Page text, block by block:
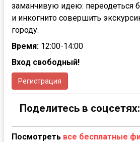
заманчивую идею: переодеться
и инкогнито совершить
городу.
Время: 12:00-14:00
Вход свободный!
Регистрация
Поделитесь в соцсетях:
Посмотреть все бесплатные